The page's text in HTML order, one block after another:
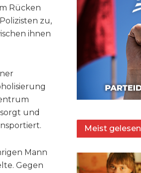
Rücken
zu,
ihnen
und
Mann
Gegen
Meist gelesen